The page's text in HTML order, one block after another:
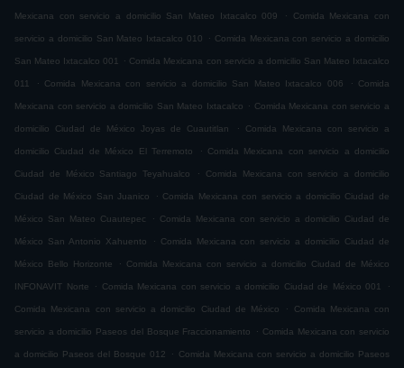
Mexicana con servicio a domicilio San Mateo Ixtacalco 009 . Comida Mexicana con
servicio a domicilio San Mateo Ixtacalco 010 . Comida Mexicana con servicio a domicilio
San Mateo Ixtacalco 001 . Comida Mexicana con servicio a domicilio San Mateo Ixtacalco
011 . Comida Mexicana con servicio a domicilio San Mateo Ixtacalco 006 . Comida
Mexicana con servicio a domicilio San Mateo Ixtacalco . Comida Mexicana con servicio a
domicilio Ciudad de México Joyas de Cuautitlan . Comida Mexicana con servicio a
domicilio Ciudad de México El Terremoto . Comida Mexicana con servicio a domicilio
Ciudad de México Santiago Teyahualco . Comida Mexicana con servicio a domicilio
Ciudad de México San Juanico . Comida Mexicana con servicio a domicilio Ciudad de
México San Mateo Cuautepec . Comida Mexicana con servicio a domicilio Ciudad de
México San Antonio Xahuento . Comida Mexicana con servicio a domicilio Ciudad de
México Bello Horizonte . Comida Mexicana con servicio a domicilio Ciudad de México
INFONAVIT Norte . Comida Mexicana con servicio a domicilio Ciudad de México 001 .
Comida Mexicana con servicio a domicilio Ciudad de México . Comida Mexicana con
servicio a domicilio Paseos del Bosque Fraccionamiento . Comida Mexicana con servicio
a domicilio Paseos del Bosque 012 . Comida Mexicana con servicio a domicilio Paseos